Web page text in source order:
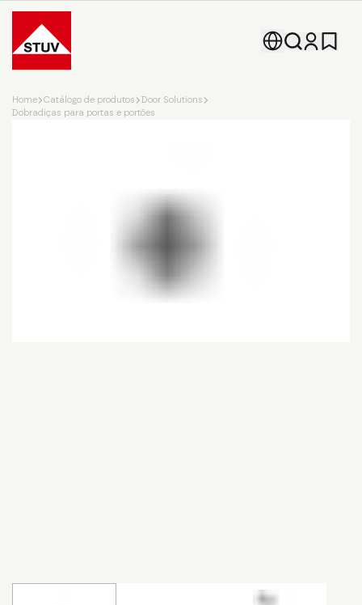
Go To the Homepage
Home Catálogo de produtos
Door Solutions
Dobradiças para portas e portões